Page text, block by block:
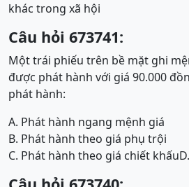
khác trong xã hội
Câu hỏi 673741:
Một trái phiếu trên bề mặt ghi
được phát hành với giá 90.000
phát hành:
A. Phát hành ngang mệnh giá
B. Phát hành theo giá phụ trội
C. Phát hành theo giá chiết khấu